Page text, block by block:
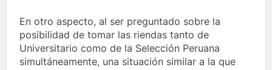
En otro aspecto, al ser preguntado sobre la
posibilidad de tomar las riendas tanto de
Universitario como de la Selección Peruana
simultáneamente, una situación similar a la que